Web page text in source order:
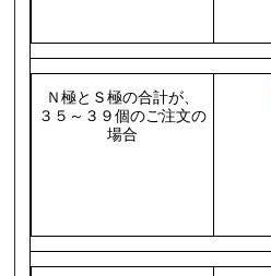
Ｎ極とＳ極の合計が、
３５～３９個のご注文の
場合